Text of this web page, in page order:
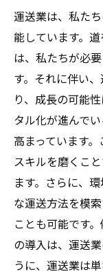
運送業は、私た
能しています。
は、私たちが必
す。それに伴い
り、成長の可能
タル化が進んで
高まっています
スキルを磨くこ
ます。さらに、
な運送方法を模
ことも可能です
の導入は、運送
うに、運送業は